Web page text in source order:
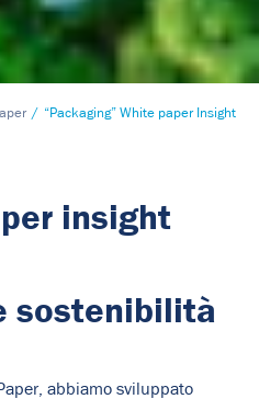
“Packaging” White paper Insight
insight
sostenibilità
abbiamo sviluppato